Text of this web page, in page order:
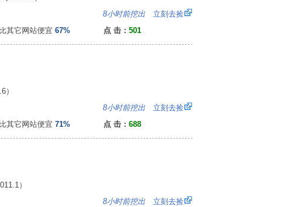
： 8小时前挖出 立刻去捡
网站便宜 67% 点 击： 501
344 8小时前挖出 立刻去捡
网站便宜 71% 点 击： 688
）
327 8小时前挖出 立刻去捡